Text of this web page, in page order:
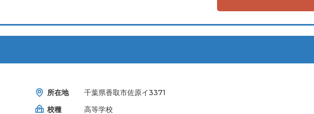
所在地
千葉県香取市佐原イ3371
校種
高等学校